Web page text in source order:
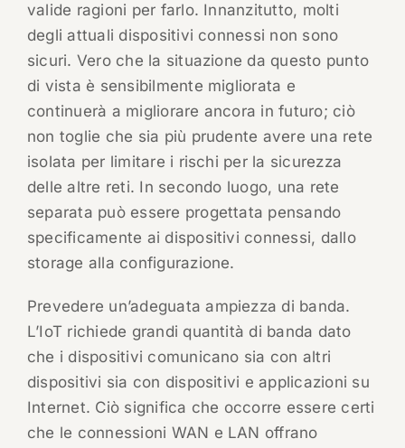
valide ragioni per farlo. Innanzitutto, molti
degli attuali dispositivi connessi non sono
sicuri. Vero che la situazione da questo punto
di vista è sensibilmente migliorata e
continuerà a migliorare ancora in futuro; ciò
non toglie che sia più prudente avere una rete
isolata per limitare i rischi per la sicurezza
delle altre reti. In secondo luogo, una rete
separata può essere progettata pensando
specificamente ai dispositivi connessi, dallo
storage alla configurazione.
Prevedere un’adeguata ampiezza di banda.
L’IoT richiede grandi quantità di banda dato
che i dispositivi comunicano sia con altri
dispositivi sia con dispositivi e applicazioni su
Internet. Ciò significa che occorre essere certi
che le connessioni WAN e LAN offrano